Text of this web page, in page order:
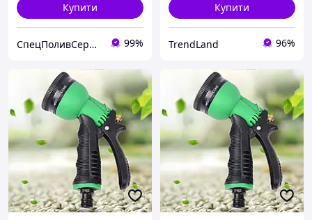
Купити
СпецПоливСервіс - cистеми автоматичного поливу Hunter. 99%
Купити
TrendLand 96%